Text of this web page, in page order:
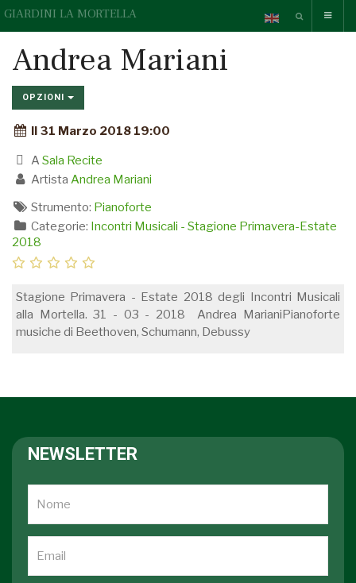
GIARDINI LA MORTELLA
Andrea Mariani
OPZIONI
Il 31 Marzo 2018 19:00
A Sala Recite
Artista Andrea Mariani
Strumento: Pianoforte
Categorie: Incontri Musicali - Stagione Primavera-Estate
2018
Stagione Primavera - Estate 2018 degli Incontri Musicali
alla Mortella. 31 - 03 - 2018 Andrea MarianiPianoforte
musiche di Beethoven, Schumann, Debussy
NEWSLETTER